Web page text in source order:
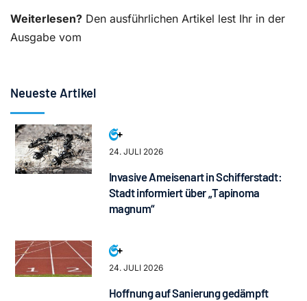
Weiterlesen? Den ausführlichen Artikel lest Ihr in der
Ausgabe vom
Neueste Artikel
24. JULI 2026
Invasive Ameisenart in Schifferstadt:
Stadt informiert über „Tapinoma
magnum“
24. JULI 2026
Hoffnung auf Sanierung gedämpft